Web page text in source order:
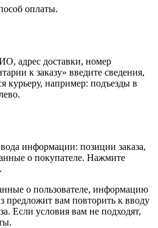
оплаты.
адрес доставки, номер
к заказу» введите сведения,
курьеру, например: подъезды в
информации: позиции заказа,
о покупателе. Нажмите
о пользователе, информацию
предложит вам повторить к вводу
Если условия вам не подходят,